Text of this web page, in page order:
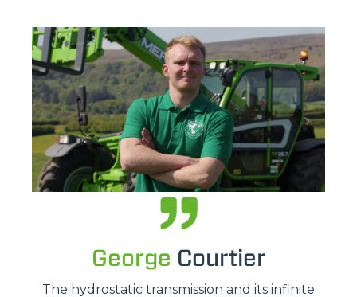
George Courtier
The hydrostatic transmission and its infinite